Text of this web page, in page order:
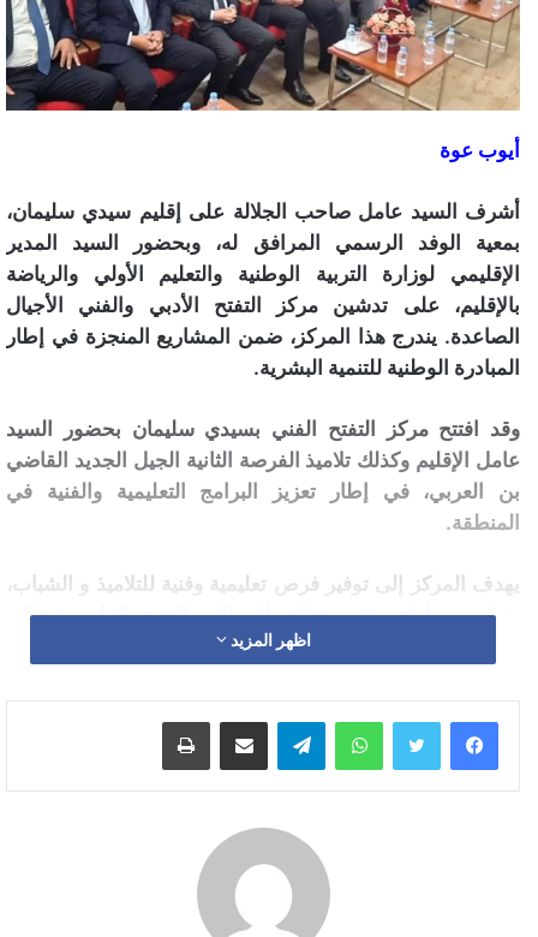
أيوب عوة
أشرف السيد عامل صاحب الجلالة على إقليم سيدي سليمان،
بمعية الوفد الرسمي المرافق له، وبحضور السيد المدير
الإقليمي لوزارة التربية الوطنية والتعليم الأولي والرياضة
بالإقليم، على تدشين مركز التفتح الأدبي والفني الأجيال
الصاعدة. يندرج هذا المركز، ضمن المشاريع المنجزة في إطار
المبادرة الوطنية للتنمية البشرية.
وقد افتتح مركز التفتح الفني بسيدي سليمان بحضور السيد
عامل الإقليم وكذلك تلاميذ الفرصة الثانية الجيل الجديد القاضي
بن العربي، في إطار تعزيز البرامج التعليمية والفنية في
المنطقة.
يهدف المركز إلى توفير فرص تعليمية وفنية للتلاميذ و الشباب،
وتطوير مهاراتهم في مختلف المجالات الفنية. كما يهدف إلى
تعزيز التفتح الفني والثقافي في المنطقة، وتشجيع المواهب
اظهر المزيد
واتساب تيلقرام مشاركة عبر البريد طباعة